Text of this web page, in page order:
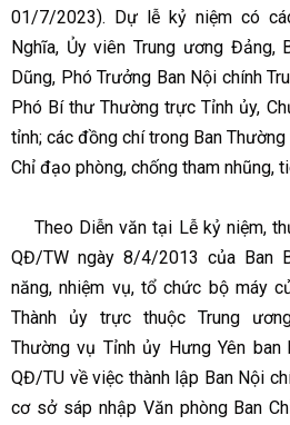
01/7/2023). Dự lễ kỷ niệm có
Nghĩa, Ủy viên Trung ương Đảng,
Dũng, Phó Trưởng Ban Nội chính
Phó Bí thư Thường trực Tỉnh ủy,
tỉnh; các đồng chí trong Ban
Chỉ đạo phòng, chống tham nhũng,
Theo Diễn văn tại Lễ kỷ niệm,
QĐ/TW ngày 8/4/2013 của Ban
năng, nhiệm vụ, tổ chức bộ máy
Thành ủy trực thuộc Trung
Thường vụ Tỉnh ủy Hưng Yên
QĐ/TU về việc thành lập Ban Nội
cơ sở sáp nhập Văn phòng Ban